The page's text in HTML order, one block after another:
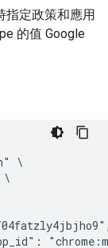
指定政策和應用
的值 Google
\
\